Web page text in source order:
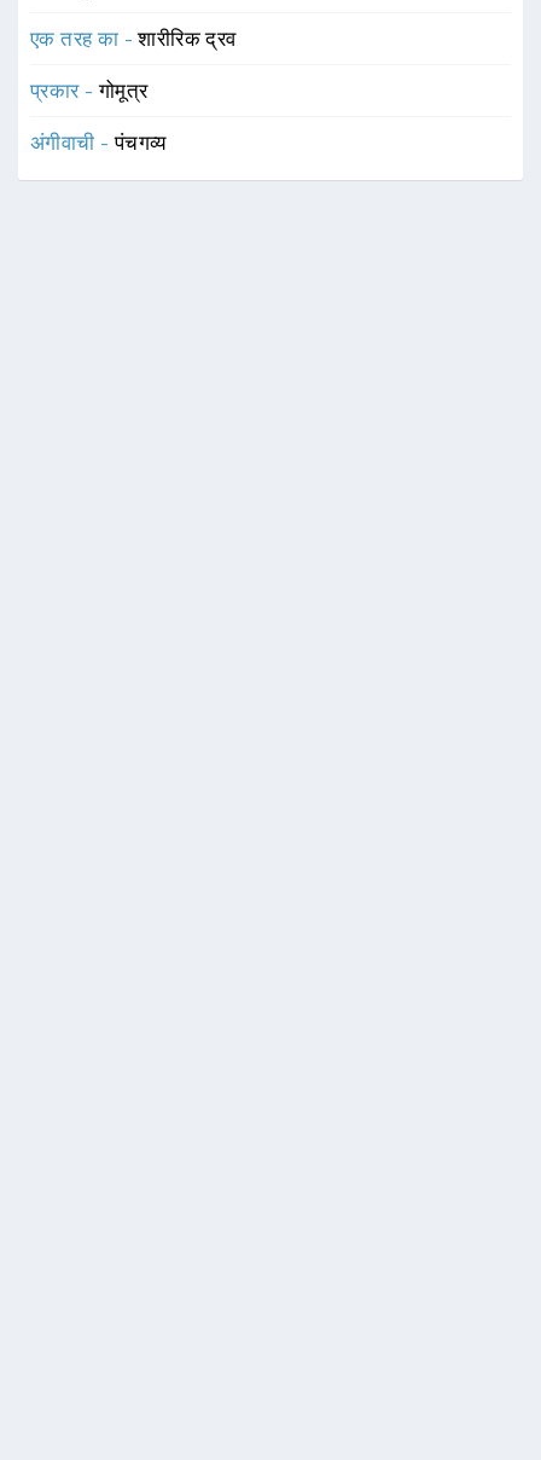
एक तरह का -शारीरिक द्रव
प्रकार -गोमूत्र
अंगीवाची -पंचगव्य